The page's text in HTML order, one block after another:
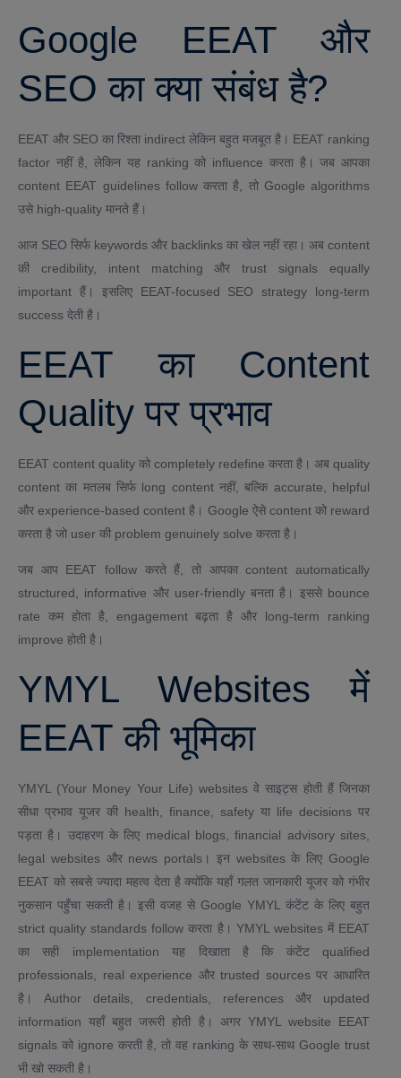
Google EEAT और
SEO का क्या संबंध है?
EEAT और SEO का रिश्ता indirect लेकिन बहुत मजबूत है। EEAT ranking
factor नहीं है, लेकिन यह ranking को influence करता है। जब आपका
content EEAT guidelines follow करता है, तो Google algorithms
उसे high-quality मानते हैं।
आज SEO सिर्फ keywords और backlinks का खेल नहीं रहा। अब content
की credibility, intent matching और trust signals equally
important हैं। इसलिए EEAT-focused SEO strategy long-term
success देती है।
EEAT का Content
Quality पर प्रभाव
EEAT content quality को completely redefine करता है। अब quality
content का मतलब सिर्फ long content नहीं, बल्कि accurate, helpful
और experience-based content है। Google ऐसे content को reward
करता है जो user की problem genuinely solve करता है।
जब आप EEAT follow करते हैं, तो आपका content automatically
structured, informative और user-friendly बनता है। इससे bounce
rate कम होता है, engagement बढ़ता है और long-term ranking
improve होती है।
YMYL Websites में
EEAT की भूमिका
YMYL (Your Money Your Life) websites वे साइट्स होती हैं जिनका
सीधा प्रभाव यूजर की health, finance, safety या life decisions पर
पड़ता है। उदाहरण के लिए medical blogs, financial advisory sites,
legal websites और news portals। इन websites के लिए Google
EEAT को सबसे ज्यादा महत्व देता है क्योंकि यहाँ गलत जानकारी यूजर को गंभीर
नुकसान पहुँचा सकती है। इसी वजह से Google YMYL कंटेंट के लिए बहुत
strict quality standards follow करता है। YMYL websites में EEAT
का सही implementation यह दिखाता है कि कंटेंट qualified
professionals, real experience और trusted sources पर आधारित
है। Author details, credentials, references और updated
information यहाँ बहुत जरूरी होती है। अगर YMYL website EEAT
signals को ignore करती है, तो वह ranking के साथ-साथ Google trust
भी खो सकती है।